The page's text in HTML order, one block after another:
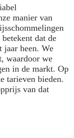
manier van
dat de
jaar heen. We
waardoor we
in de markt. Op
tarieven bieden.
van dat